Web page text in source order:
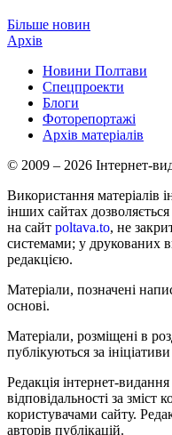
Більше новин
Архів
Новини Полтави
Спецпроекти
Блоги
Фоторепортажі
Архів матеріалів
© 2009 – 2026 Інтернет-
Використання матеріалів
інших сайтах
на сайт poltava.to, не
системами; у друкованих
редакцією.
Матеріали, позначені
основі.
Матеріали, розміщені в
публікуються за
Редакція інтернет-
відповідальності за зміст
користувачами сайту.
авторів публікацій.